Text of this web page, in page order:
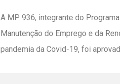
A MP 936, integrante do
Manutenção do Emprego e da
pandemia da Covid-19, foi